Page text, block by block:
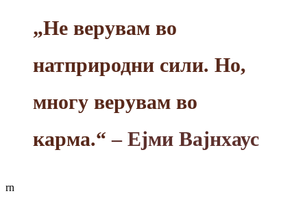
„Не верувам во
натприродни сили. Но,
многу верувам во
карма.“ – Ејми Вајнхаус
rn